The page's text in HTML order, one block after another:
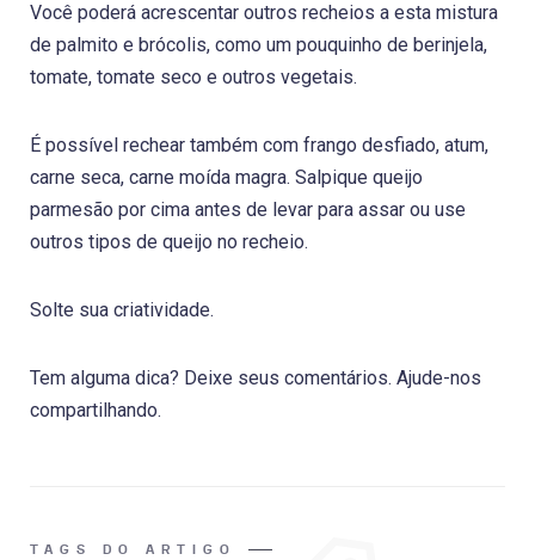
Você poderá acrescentar outros recheios a esta mistura
de palmito e brócolis, como um pouquinho de berinjela,
tomate, tomate seco e outros vegetais.
É possível rechear também com frango desfiado, atum,
carne seca, carne moída magra. Salpique queijo
parmesão por cima antes de levar para assar ou use
outros tipos de queijo no recheio.
Solte sua criatividade.
Tem alguma dica? Deixe seus comentários. Ajude-nos
compartilhando.
TAGS DO ARTIGO